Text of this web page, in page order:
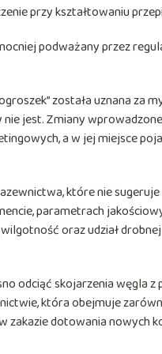
przy kształtowaniu
podważany przez
została uznana za
jest. Zmiany
a w jej miejsce
które nie
parametrach
oraz udział
odciąć skojarzenia węgla z
która obejmuje
zakazie dotowania nowych